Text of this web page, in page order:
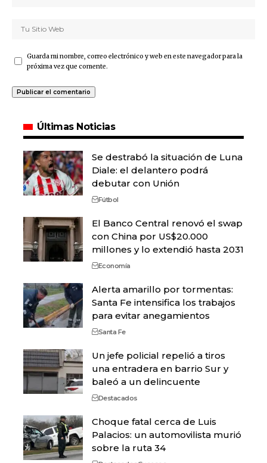
Guarda mi nombre, correo electrónico y web en este navegador para la
próxima vez que comente.
Últimas Noticias
Se destrabó la situación de Luna
Diale: el delantero podrá
debutar con Unión
Fútbol
El Banco Central renovó el swap
con China por US$20.000
millones y lo extendió hasta 2031
Economía
Alerta amarillo por tormentas:
Santa Fe intensifica los trabajos
para evitar anegamientos
Santa Fe
Un jefe policial repelió a tiros
una entradera en barrio Sur y
baleó a un delincuente
Destacados
Choque fatal cerca de Luis
Palacios: un automovilista murió
sobre la ruta 34